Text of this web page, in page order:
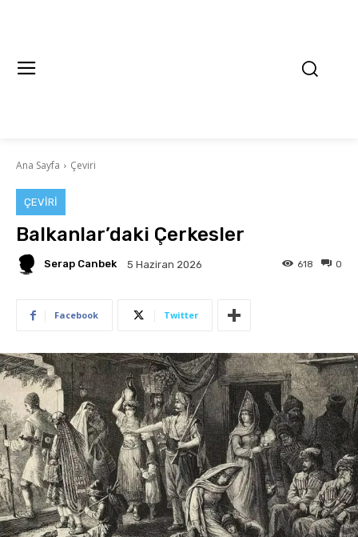
Ana Sayfa Çeviri
ÇEVIRI
Balkanlar’daki Çerkesler
Serap Canbek 5 Haziran 2026 0
618
Facebook Twitter